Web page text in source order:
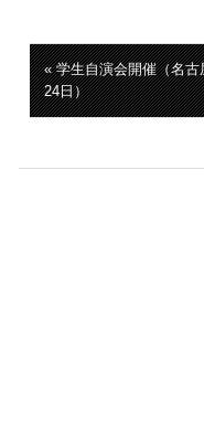
« 学生自演会開催（名
24日）